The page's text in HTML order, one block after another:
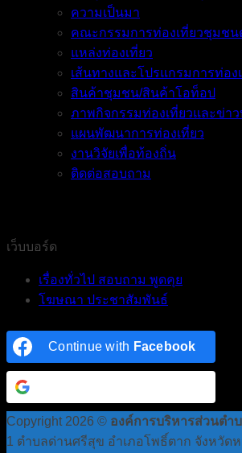
ความเป็นมา
คณะกรรมการท่องเที่ยวชุมช
แหล่งท่องเที่ยว
เส้นทางและโปรแกรมการท่อง
สินค้าชุมชน/สินค้าโอท็อป
ภาพกิจกรรมท่องเที่ยวและข่า
แผนพัฒนาการท่องเที่ยว
งานวิจัยเพื่อท้องถิ่น
ติดต่อสอบถาม
เว็บบอร์ด
เรื่องทั่วไป สอบถาม พูดคุย
โฆษณา ประชาสัมพันธ์
Continue with Facebook
Copyright 2026 © องค์การบริหารส่วนตำ
1 ตำบลด่านศรีสุข อำเภอโพธิ์ตาก จังหวัด